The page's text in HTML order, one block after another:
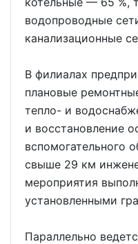
водопроводные
канализационные
В филиалах
плановые
тепло- и
и восстановление
вспомогательного
свыше 29 км
мероприятия
установленными
Параллельно